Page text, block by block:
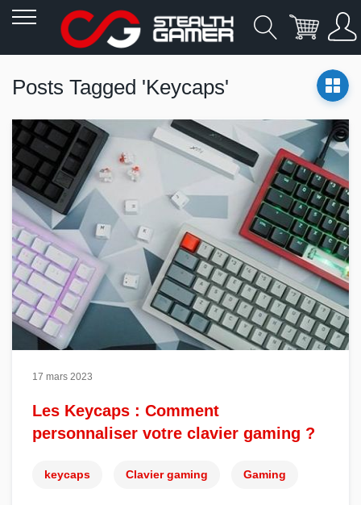
contenu
Posts Tagged 'keycaps'
17 mars 2023
Les Keycaps : Comment
personnaliser votre clavier gaming ?
keycaps Clavier gaming Gaming